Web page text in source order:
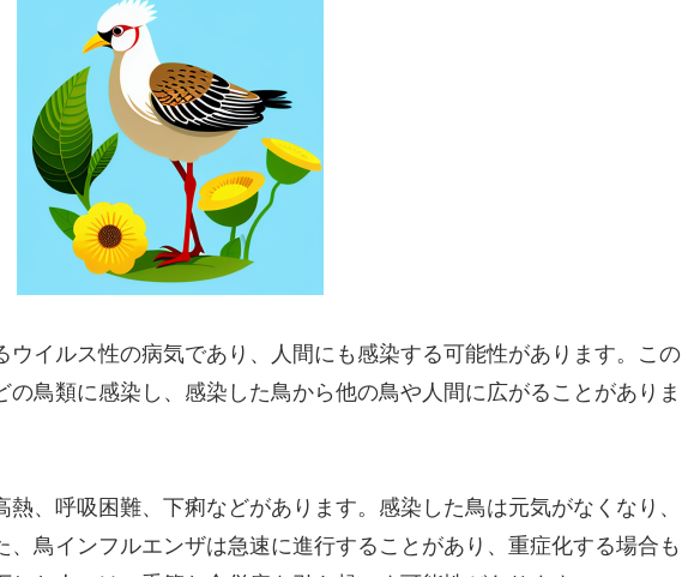
イルス性の病気であり、人間にも感染する可能性があります。この
鳥類に感染し、感染した鳥から他の鳥や人間に広がることがありま
、呼吸困難、下痢などがあります。感染した鳥は元気がなくなり、
鳥インフルエンザは急速に進行することがあり、重症化する場合も